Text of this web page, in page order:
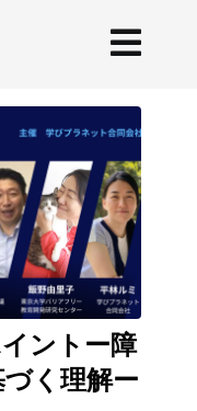
ントー障
く理解ー